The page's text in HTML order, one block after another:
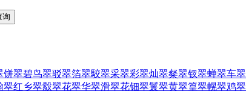
饼翠碧鸟翠驳翠箔翠駮翠采翠彩翠灿翠粲翠钗翠蝉翠车
翠红乡翠縠翠花翠华翠滑翠花钿翠鬟翠黄翠篁翠幌翠鸡